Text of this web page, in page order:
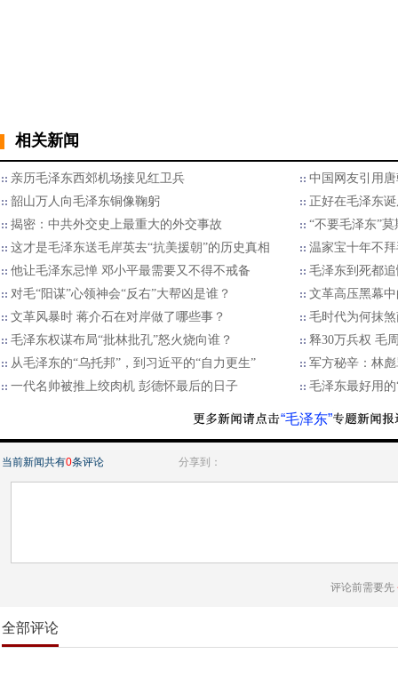
相关新闻
亲历毛泽东西郊机场接见红卫兵
中国网友引用
韶山万人向毛泽东铜像鞠躬
正好在毛泽东
揭密：中共外交史上最重大的外交事故
“不要毛泽东”
这才是毛泽东送毛岸英去“抗美援朝”的历史真相
温家宝十年不
他让毛泽东忌惮 邓小平最需要又不得不戒备
毛泽东到死都
对毛“阳谋”心领神会“反右”大帮凶是谁？
文革高压黑幕
文革风暴时 蒋介石在对岸做了哪些事？
毛时代为何抹
毛泽东权谋布局“批林批孔”怒火烧向谁？
释30万兵权 毛
从毛泽东的“乌托邦”，到习近平的“自力更生”
军方秘辛：林
一代名帅被推上绞肉机 彭德怀最后的日子
毛泽东最好用
“毛泽东”
当前新闻共有0条评论 分享到：
评论前需要先
全部评论